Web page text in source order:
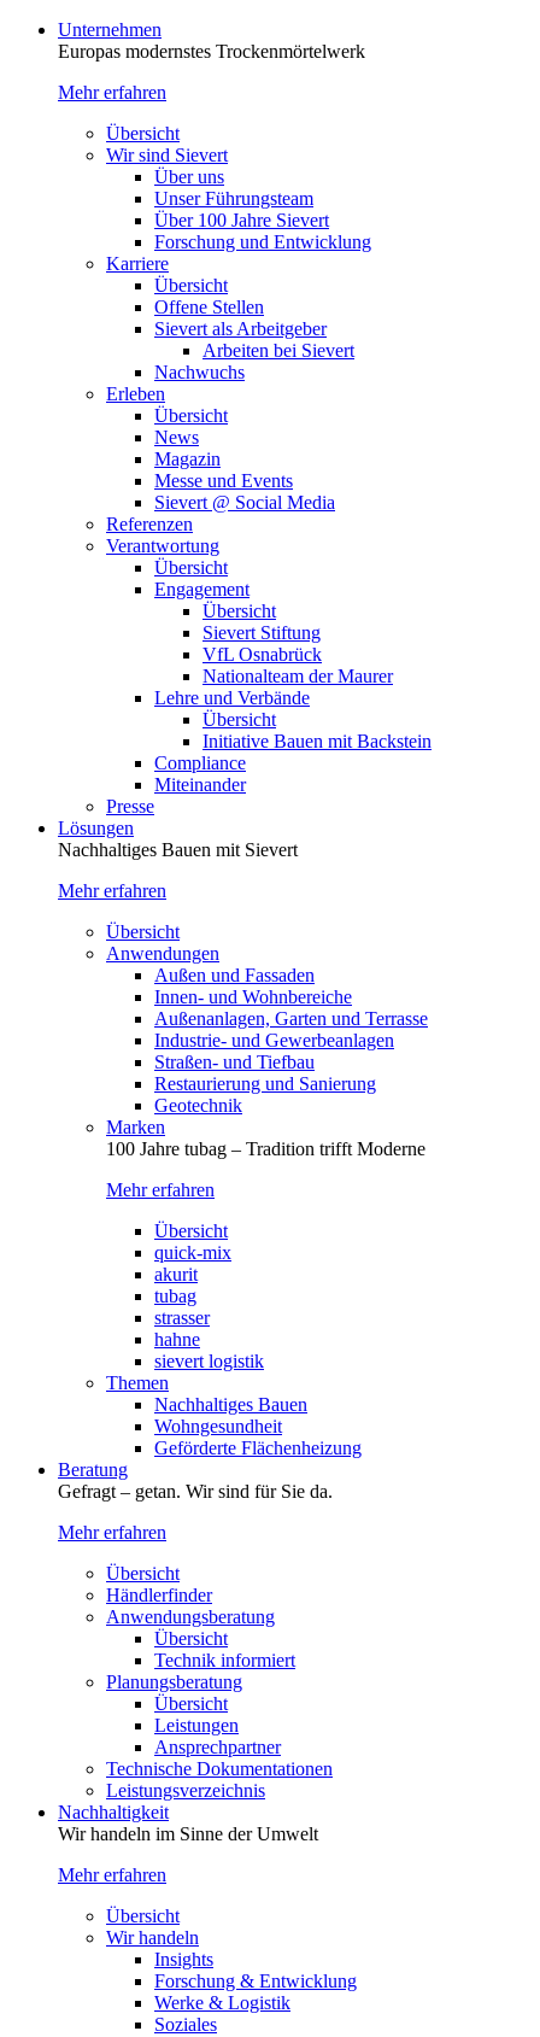
Unternehmen
Europas modernstes Trocken­mörtelwerk
Mehr erfahren
Übersicht
Wir sind Sievert
Über uns
Unser Führungsteam
Über 100 Jahre Sievert
Forschung und Entwicklung
Karriere
Übersicht
Offene Stellen
Sievert als Arbeitgeber
Arbeiten bei Sievert
Nachwuchs
Erleben
Übersicht
News
Magazin
Messe und Events
Sievert @ Social Media
Referenzen
Verantwortung
Übersicht
Engagement
Übersicht
Sievert Stiftung
VfL Osnabrück
Nationalteam der Maurer
Lehre und Verbände
Übersicht
Initiative Bauen mit Backstein
Compliance
Miteinander
Presse
Lösungen
Nachhaltiges Bauen mit Sievert
Mehr erfahren
Übersicht
Anwendungen
Außen und Fassaden
Innen- und Wohnbereiche
Außenanlagen, Garten und Terrasse
Industrie- und Gewerbeanlagen
Straßen- und Tiefbau
Restaurierung und Sanierung
Geotechnik
Marken
100 Jahre tubag – Tradition trifft Moderne
Mehr erfahren
Übersicht
quick-mix
akurit
tubag
strasser
hahne
sievert logistik
Themen
Nachhaltiges Bauen
Wohngesundheit
Geförderte Flächenheizung
Beratung
Gefragt – getan. Wir sind für Sie da.
Mehr erfahren
Übersicht
Händlerfinder
Anwendungsberatung
Übersicht
Technik informiert
Planungsberatung
Übersicht
Leistungen
Ansprechpartner
Technische Dokumentationen
Leistungsverzeichnis
Nachhaltigkeit
Wir handeln im Sinne der Umwelt
Mehr erfahren
Übersicht
Wir handeln
Insights
Forschung & Entwicklung
Werke & Logistik
Soziales